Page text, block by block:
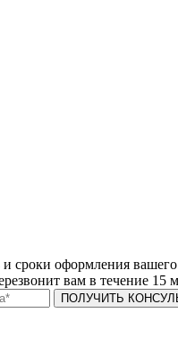
и сроки оформления вашего
вам в течение 15
ПОЛУЧИТЬ